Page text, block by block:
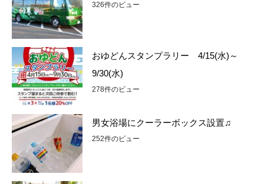
326件のビュー
おゆどんスタンプラリー 4/15(水)～
9/30(水)
278件のビュー
男女浴場にクーラーボックス設置♫
252件のビュー